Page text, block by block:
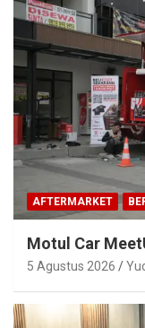
AFTERMARKET
Motul Car
5 Agustus 2026